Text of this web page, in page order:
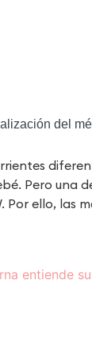
del
Pero una
Por ello, las